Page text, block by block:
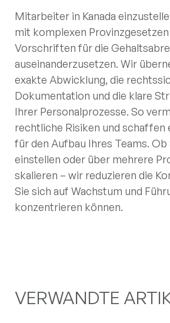
Mitarbeiter in Kanada
mit komplexen
Vorschriften für die
auseinanderzusetzen. Wir
exakte Abwicklung, die
Dokumentation und die klare
Ihrer Personalprozesse. So
rechtliche Risiken und schaffen
für den Aufbau Ihres Teams. Ob
einstellen oder über mehrere
skalieren – wir reduzieren die
Sie sich auf Wachstum und
konzentrieren können.
VERWANDTE